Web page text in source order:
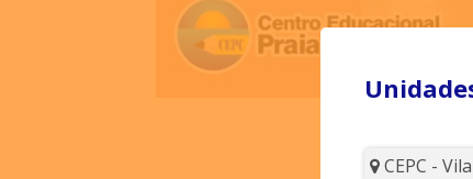
CEPC -